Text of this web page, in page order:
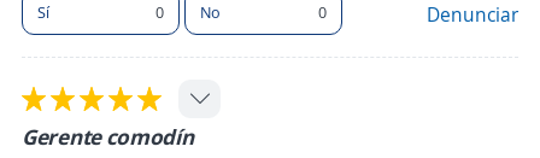
Sí 0 No 0 Denunciar
Gerente comodín